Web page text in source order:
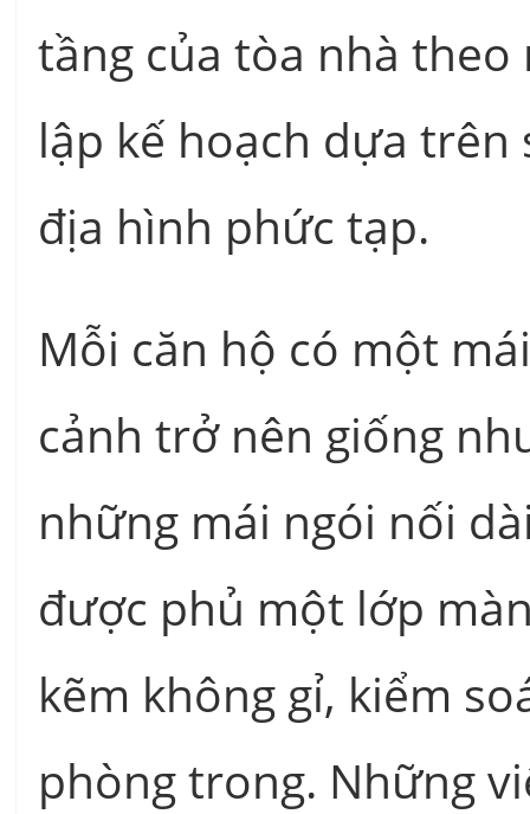
tầng của tòa nhà
lập kế hoạch dựa
địa hình phức tạp.
Mỗi căn hộ có một
cảnh trở nên giống
những mái ngói nối
được phủ một lớp
kẽm không gỉ, kiểm
phòng trong. Những